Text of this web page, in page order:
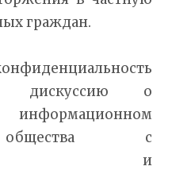
граждан.
дискуссию о
общества с
и